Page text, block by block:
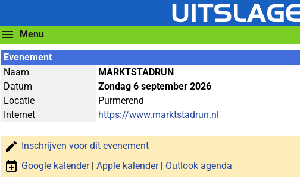
Menu
Evenement
Naam
MARKTSTADRUN
Datum
Zondag 6 september 2026
Locatie
Purmerend
Internet
https://www.marktstadrun.nl
Inschrijven voor dit evenement
Google kalender| Apple kalender| Outlook agenda